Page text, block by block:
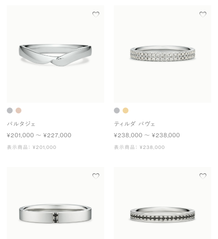
パルタジェ
¥201,000 〜 ¥227,000
表示商品： ¥201,000
ティルダ パヴェ
¥238,000 〜 ¥238,000
表示商品： ¥238,000